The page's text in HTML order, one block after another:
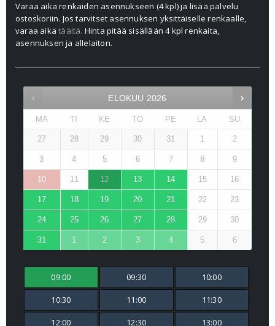
Varaa aika renkaiden asennukseen (4 kpl) ja lisää palvelu
ostoskoriin. Jos tarvitset asennuksen yksittäiselle renkaalle,
varaa aikatäältä. Hinta pitää sisällään 4 kpl renkaita,
asennuksen ja allelaiton.
ELOKUU 2026
MA TI KE TO PE LA SU
27 28 29 30 31 1 2
3 4 5 6 7 8 9
10 11 12 13 14 15 16
17 18 19 20 21 22 23
24 25 26 27 28 29 30
31 1 2 3 4 5 6
09:00 09:30 10:00
10:30 11:00 11:30
12:00 12:30 13:00